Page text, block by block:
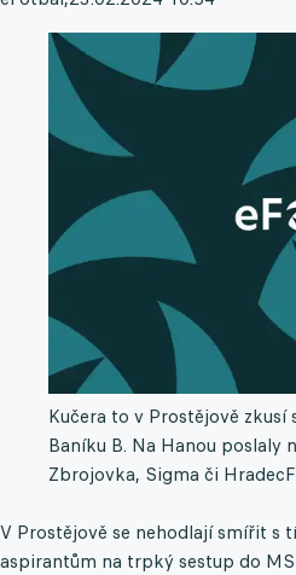
Kučera to v Prostějově
Baníku B. Na Hanou poslaly
Zbrojovka, Sigma či Hradec
V Prostějově se nehodlají smířit s
aspirantům na trpký sestup do